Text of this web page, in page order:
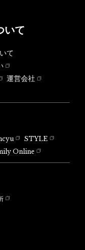
いて
て
運営会社
STYLE
Online